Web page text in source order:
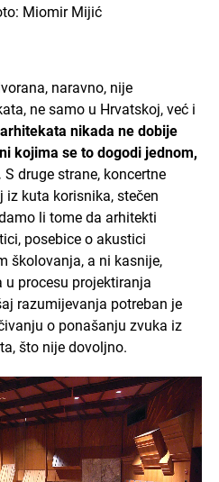
Miomir Mijić
naravno, nije
ne samo u Hrvatskoj, već i
nikada ne dobije
kojima se to dogodi jednom,
S druge strane, koncertne
kuta korisnika, stečen
li tome da arhitekti
posebice o akustici
školovanja, a ni kasnije,
procesu projektiranja
razumijevanja potreban je
o ponašanju zvuka iz
što nije dovoljno.